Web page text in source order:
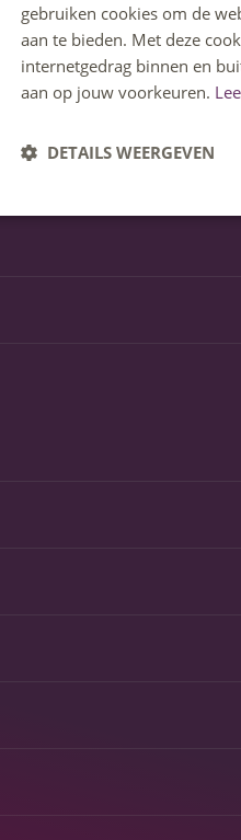
gebruiken cookies om de
aan te bieden. Met deze
internetgedrag binnen en
aan op jouw voorkeuren.
DETAILS WEERGEVEN